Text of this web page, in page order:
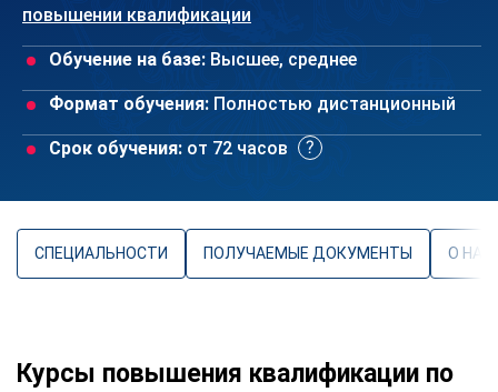
повышении квалификации
Обучение на базе: Высшее, среднее
Формат обучения: Полностью дистанционный
Срок обучения: от 72 часов
СПЕЦИАЛЬНОСТИ ПОЛУЧАЕМЫЕ ДОКУМЕНТЫ О
Курсы повышения квалификации по